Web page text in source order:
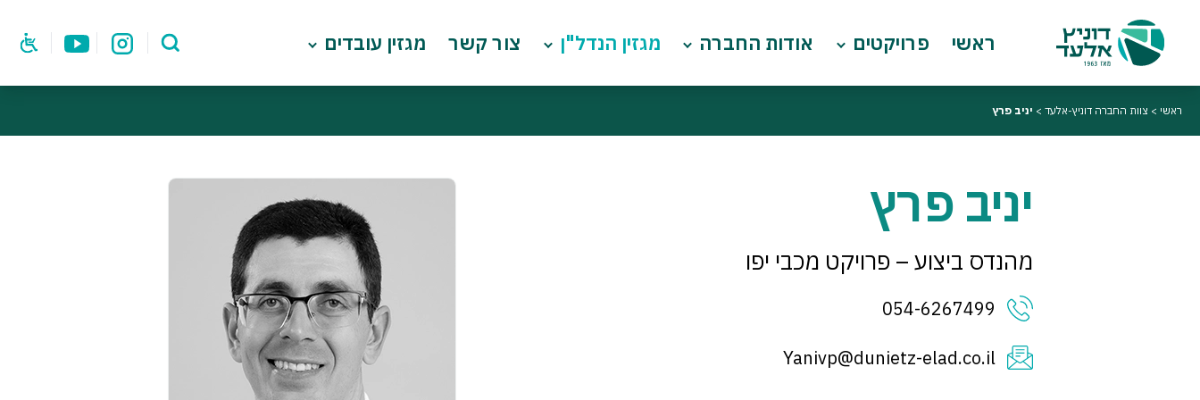
ראשי פרויקטים אודות החברה מגזין הנדל"ן צור קשר מגזין עובדים
ראשי > צוות החברה דוניץ-אלעד > יניב פרץ
יניב פרץ
מהנדס ביצוע – פרויקט מכבי יפו
054-6267499
Yanivp@dunietz-elad.co.il